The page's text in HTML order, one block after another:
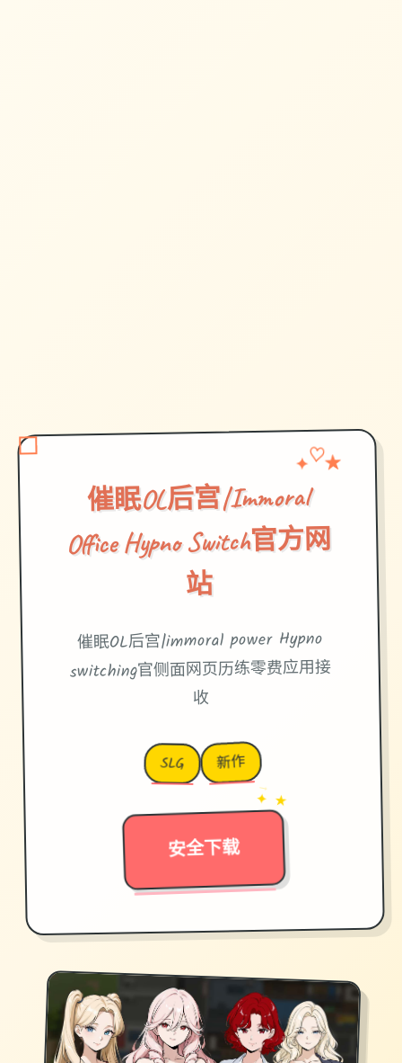
催眠OL后宫|Immoral
Office Hypno Switch官方网
站
✦ ♡
★
催眠OL后宫|immoral power Hypno
switching官侧面网页历练零费应用接
收
SLG 新作
安全下载
→
✦ ★